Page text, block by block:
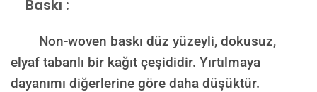
Baskı :
Non-woven baskı düz yüzeyli, dokusuz,
elyaf tabanlı bir kağıt çeşididir. Yırtılmaya
dayanımı diğerlerine göre daha düşüktür.